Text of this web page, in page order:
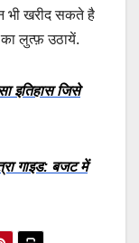
भी खरीद सकते है
लुत्फ़ उठायें.
इतिहास जिसे
गाइड: बजट में